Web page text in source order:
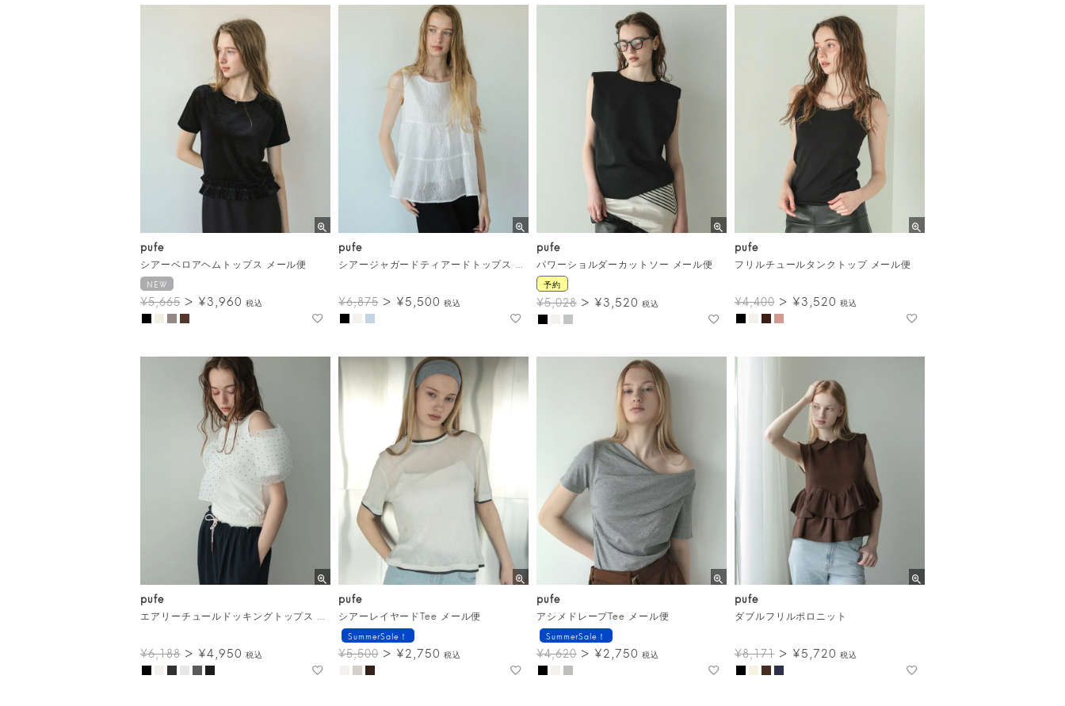
pufe
シアーベロアヘムトップス メール便
NEW
¥5,665 ¥3,960 税込
pufe
¥6,875 ¥5,500 税込
pufe
パワーショルダーカットソー メール便
予約
¥5,028 ¥3,520 税込
pufe
フリルチュールタンクトップ メール便
¥4,400 ¥3,520 税込
pufe
¥6,188 ¥4,950 税込
pufe
シアーレイヤードTee メール便
SummerSale！
¥5,500 ¥2,750 税込
pufe
アシメドレープTee メール便
SummerSale！
¥4,620 ¥2,750 税込
pufe
ダブルフリルポロニット
¥8,171 ¥5,720 税込